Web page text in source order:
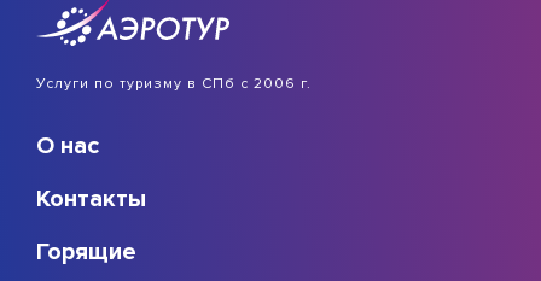
Услуги по туризму в СПб с 2006 г.
О нас
Контакты
Горящие